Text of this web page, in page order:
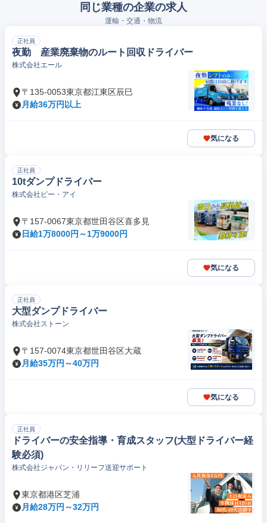
同じ業種の企業の求人
運輸・交通・物流
正社員
夜勤 産業廃棄物のルート回収ドライバー
株式会社エール
〒135-0053東京都江東区辰巳
月給36万円以上
気になる
正社員
10tダンプドライバー
株式会社ピー・アイ
〒157-0067東京都世田谷区喜多見
日給1万8000円～1万9000円
気になる
正社員
大型ダンプドライバー
株式会社ストーン
〒157-0074東京都世田谷区大蔵
月給35万円～40万円
気になる
正社員
ドライバーの安全指導・育成スタッフ(大型ドライバー経
験必須)
株式会社ジャパン・リリーフ送迎サポート
東京都港区芝浦
月給28万円～32万円